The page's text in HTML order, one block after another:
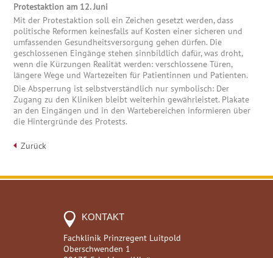
Protestaktion am 12. Juni
Mit der Protestaktion soll ein Zeichen gesetzt werden, dass
politische Reformen keinesfalls auf Kosten einer sicheren und
umfassenden Gesundheitsversorgung gehen dürfen. Die
geschlossenen Eingänge stehen sinnbildlich dafür, was droht,
wenn die Kürzungen Realität werden: verschlossene Türen,
längere Wege und Wartezeiten für Patientinnen und Patienten.
Die Absperrung ist selbstverständlich nur symbolisch: Der
Zugang zu den Kliniken bleibt weiterhin gewährleistet. Plakate
an den Eingängen und in den Wartebereichen informieren über
die Hintergründe des Protests.
Zurück
KONTAKT
Fachklinik Prinzregent Luitpold
Oberschwenden 1